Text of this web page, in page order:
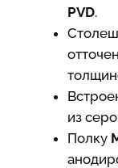
PVD.
из
Полку